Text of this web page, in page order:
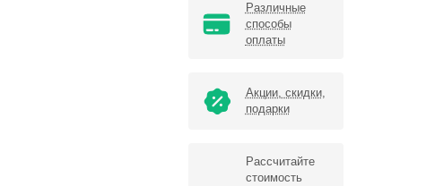
Различные
способы
оплаты
Акции, скидки,
подарки
Рассчитайте
стоимость